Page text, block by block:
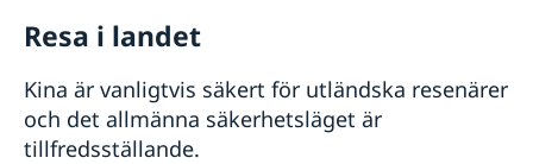
Resa i landet
Kina är vanligtvis säkert för utländska resenärer
och det allmänna säkerhetsläget är
tillfredsställande.